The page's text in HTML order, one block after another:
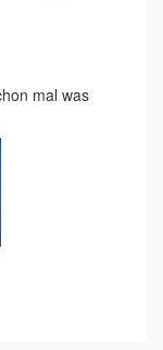
mal was